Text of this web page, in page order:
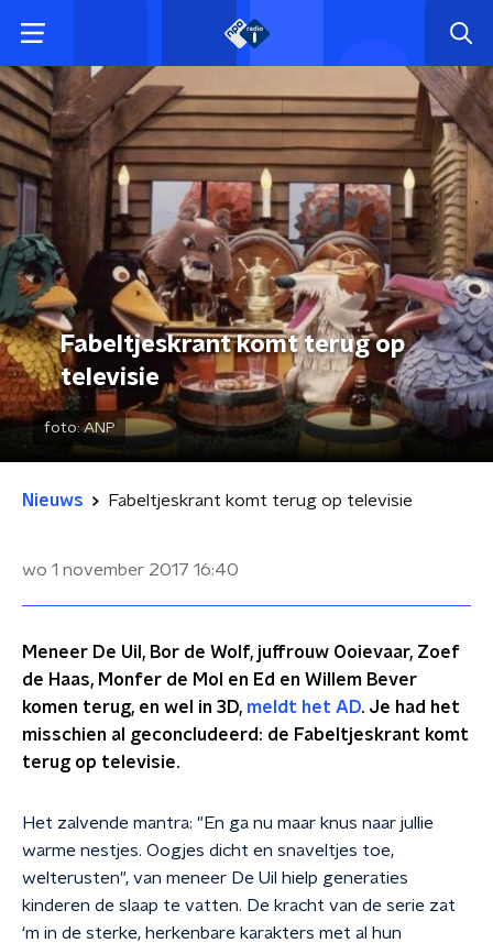
Fabeltjeskrant komt terug op
televisie
foto:ANP
Nieuws Fabeltjeskrant komt terug op televisie
wo 1 november 2017 16:40
Meneer De Uil, Bor de Wolf, juffrouw Ooievaar, Zoef
de Haas, Monfer de Mol en Ed en Willem Bever
komen terug, en wel in 3D, meldt het AD. Je had het
misschien al geconcludeerd: de Fabeltjeskrant komt
terug op televisie.
Het zalvende mantra: " En ga nu maar knus naar jullie
warme nestjes. Oogjes dicht en snaveltjes toe,
welterusten", van meneer De Uil hielp generaties
kinderen de slaap te vatten. De kracht van de serie zat
‘m in de sterke, herkenbare karakters met al hun